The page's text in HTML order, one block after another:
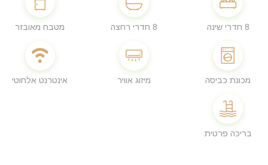
8 חדרי שינה 8 חדרי רחצה מטבח מאובזר
מכונת כביסה מיזוג אוויר אינטרנט אלחוטי
בריכה פרטית